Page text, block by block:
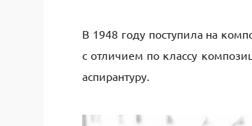
В 1948 году поступила на
с отличием по классу
аспирантуру.